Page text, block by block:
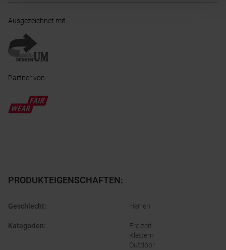
Ausgezeichnet mit:
Partner von:
PRODUKTEIGENSCHAFTEN:
Geschlecht: Herren
Kategorien:
Freizeit
Klettern
Outdoor